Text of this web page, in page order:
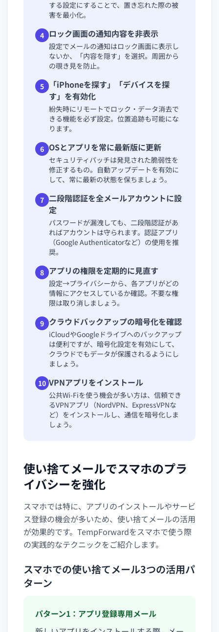
する設定にすることで、置き忘れた際の被
害を最小化。
4 ロック画面の通知内容を非表示
設定でメールの通知はロック画面に表示し
ないか、「内容を隠す」を選択。周囲から
の覗き見を防止。
5
「iPhoneを探す」「デバイスを探
す」を有効化
紛失時にリモートでロック・データ消去で
きる機能を必ず設定。位置追跡も可能にな
ります。
6 OSとアプリを常に最新版に更新
セキュリティパッチは発見された脆弱性を
修正するもの。自動アップデートを有効に
して、常に最新の状態を保ちましょう。
7 二段階認証を全メールアカウントに設
定
パスワードが漏洩しても、二段階認証があ
ればアカウントは守られます。認証アプリ
（Google Authenticatorなど）の使用を推
奨。
8 アプリの権限を定期的に見直す
設定→プライバシーから、各アプリがどの
情報にアクセスしているか確認。不要な権
限は取り消しましょう。
9 クラウドバックアップの暗号化を確認
iCloudやGoogleドライブへのバックアップ
は便利ですが、暗号化設定を有効にして、
クラウドでもデータが保護されるようにし
ましょう。
10 VPNアプリをインストール
公共Wi-Fiを使う機会が多い方は、信頼でき
るVPNアプリ（NordVPN、ExpressVPNな
ど）をインストールし、通信を暗号化しま
しょう。
使い捨てメールでスマホのプラ
イバシーを強化
スマホでは特に、アプリのインストールやサービ
ス登録の機会が多いため、使い捨てメールの活用
が効果的です。TempForwardをスマホで使う際
の実践的なテクニックをご紹介します。
スマホでの使い捨てメール3つの活用パ
ターン
パターン1：アプリ登録専用メール